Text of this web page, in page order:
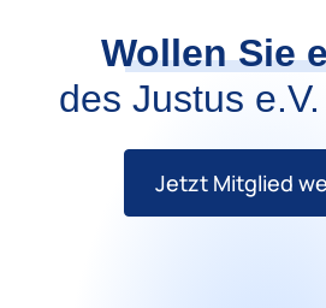
Wollen Sie
des Justus
Jetzt Mitglied